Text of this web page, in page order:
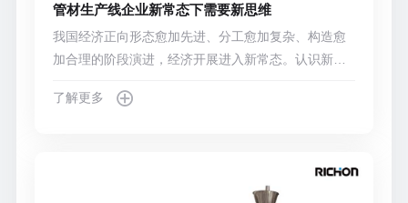
管材生产线企业新常态下需要新思维
我国经济正向形态愈加先进、分工愈加复杂、构造愈
加合理的阶段演进，经济开展进入新常态。认识新常
材生产线开展的大逻辑。
了解更多